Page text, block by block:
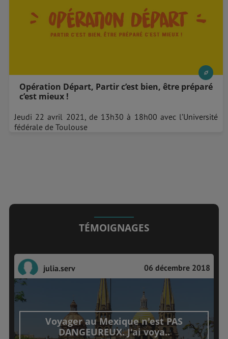
Opération Départ, Partir c’est bien, être préparé
c’est mieux !
Jeudi 22 avril 2021, de 13h30 à 18h00 avec l’Université
fédérale de Toulouse
TÉMOIGNAGES
julia.serv 06 décembre 2018
Voyager au Mexique n'est PAS
DANGEUREUX. J'ai voya..